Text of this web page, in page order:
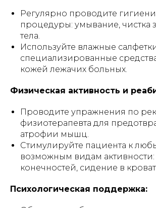
Регулярно проводите
процедуры: умывание, чистка
тела.
Используйте влажные
специализированные
кожей лежачих больных.
Физическая активность и
Проводите упражнения по
физиотерапевта для
атрофии мышц.
Стимулируйте пациента к
возможным видам
конечностей, сидение в
Психологическая поддержка: